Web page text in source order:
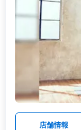
店舗情報